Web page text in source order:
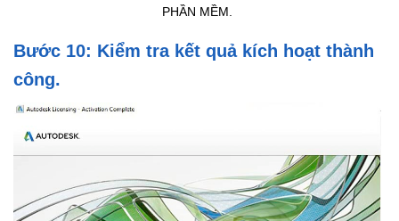
PHẦN MỀM.
Bước 10: Kiểm tra kết quả kích hoạt thành
công.